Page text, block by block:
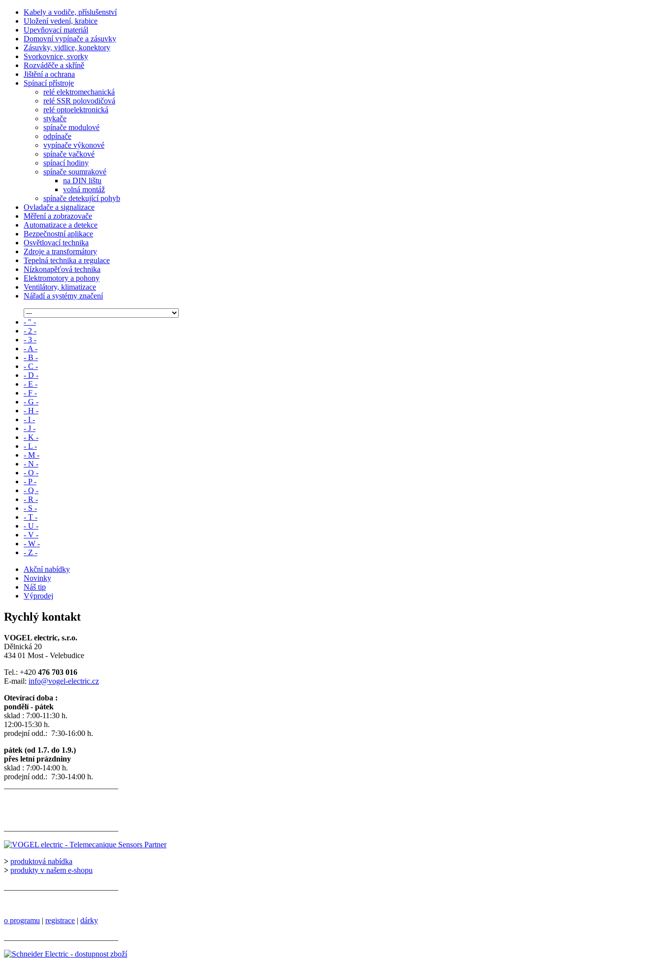
Kabely a vodiče, příslušenství
Uložení vedení, krabice
Upevňovací materiál
Domovní vypínače a zásuvky
Zásuvky, vidlice, konektory
Svorkovnice, svorky
Rozváděče a skříně
Jištění a ochrana
Spínací přístroje
relé elektromechanická
relé SSR polovodičová
relé optoelektronická
stykače
spínače modulové
odpínače
vypínače výkonové
spínače vačkové
spínací hodiny
spínače soumrakové
na DIN lištu
volná montáž
spínače detekující pohyb
Ovladače a signalizace
Měření a zobrazovače
Automatizace a detekce
Bezpečnostní aplikace
Osvětlovací technika
Zdroje a transformátory
Tepelná technika a regulace
Nízkonapěťová technika
Elektromotory a pohony
Ventilátory, klimatizace
Nářadí a systémy značení
- " -
- 2 -
- 3 -
- A -
- B -
- C -
- D -
- E -
- F -
- G -
- H -
- I -
- J -
- K -
- L -
- M -
- N -
- O -
- P -
- Q -
- R -
- S -
- T -
- U -
- V -
- W -
- Z -
Akční nabídky
Novinky
Náš tip
Výprodej
Rychlý kontakt
VOGEL electric, s.r.o.
Dělnická 20
434 01 Most - Velebudice
Tel.: +420 476 703 016
E-mail: info@vogel-electric.cz
Otevírací doba :
pondělí - pátek
sklad : 7:00-11:30 h.
12:00-15:30 h.
prodejní odd.: 7:30-16:00 h.
pátek (od 1.7. do 1.9.)
přes letní prázdniny
sklad : 7:00-14:00 h.
prodejní odd.: 7:30-14:00 h.
> produktová nabídka
> produkty v našem e-shopu
o programu | registrace | dárky